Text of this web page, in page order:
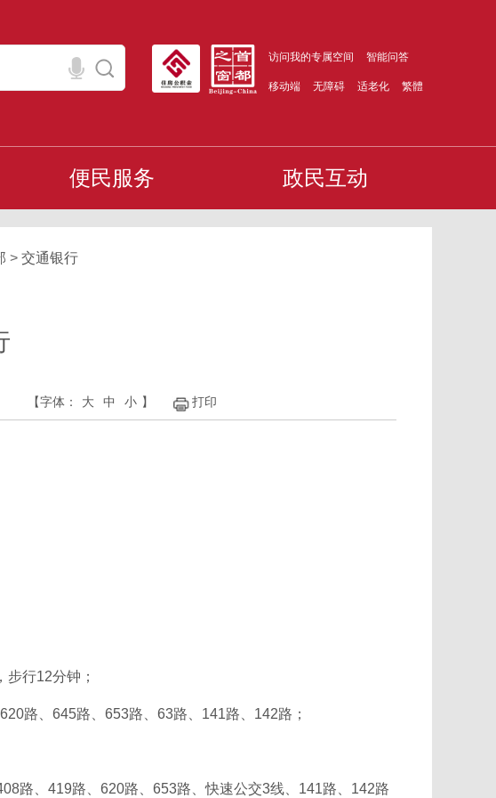
访问我的专属空间 智能问答
移动端 无障碍 适老化 繁體
便民服务 政民互动
> 交通银行
打印
【字体： 大 中 小 】
行12分钟；
、645路、653路、63路、141路、142路；
路、620路、653路、快速公交3线、141路、142路